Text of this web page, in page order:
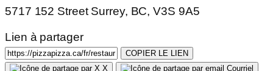
5717 152 Street Surrey, BC, V3S 9A5
Lien à partager
COPIER LE LIEN
X
Courriel